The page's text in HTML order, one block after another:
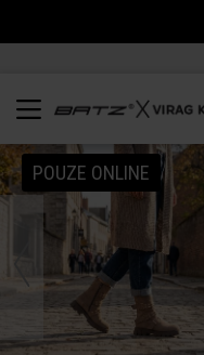
POUZE ONLINE